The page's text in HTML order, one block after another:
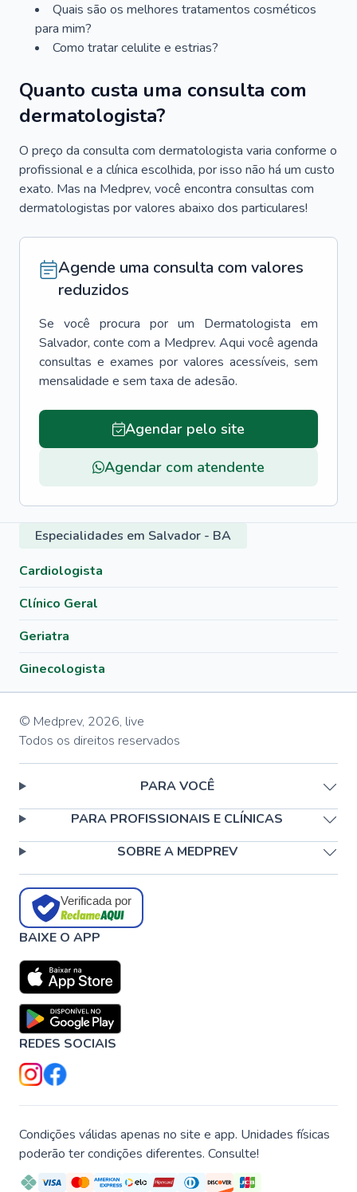
Quais são os melhores tratamentos cosméticos
para mim?
Como tratar celulite e estrias?
Quanto custa uma consulta com
dermatologista?
O preço da consulta com dermatologista varia conforme o
profissional e a clínica escolhida, por isso não há um custo
exato. Mas na Medprev, você encontra consultas com
dermatologistas por valores abaixo dos particulares!
Agende uma consulta com valores
reduzidos
Se você procura por um Dermatologista em
Salvador, conte com a Medprev. Aqui você agenda
consultas e exames por valores acessíveis, sem
mensalidade e sem taxa de adesão.
Agendar pelo site
Agendar com atendente
Especialidades em Salvador - BA
Cardiologista
Clínico Geral
Geriatra
Ginecologista
© Medprev, 2026, live
Todos os direitos reservados
PARA VOCÊ
PARA PROFISSIONAIS E CLÍNICAS
SOBRE A MEDPREV
Verificada por
BAIXE O APP
REDES SOCIAIS
Condições válidas apenas no site e app. Unidades físicas
poderão ter condições diferentes. Consulte!